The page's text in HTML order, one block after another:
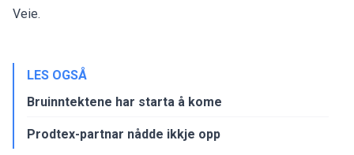
Veie.
LES OGSÅ
Bruinntektene har starta å kome
Prodtex-partnar nådde ikkje opp